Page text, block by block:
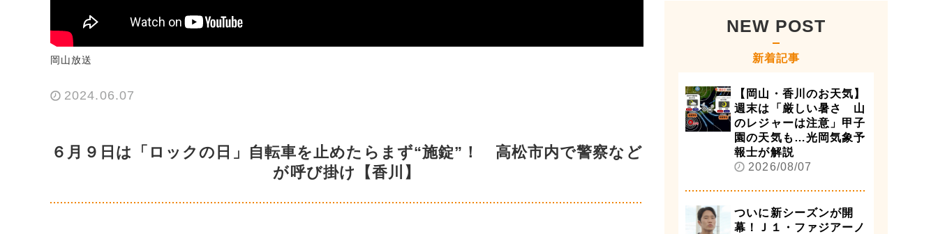
岡山放送
2024.06.07
６月９日は「ロックの日」自転車を止めたらまず“施錠”！ 高松市内で警察など
が呼び掛け【香川】
NEW POST
新着記事
【岡山・香川のお天気】
週末は「厳しい暑さ 山
のレジャーは注意」甲子
園の天気も…光岡気象予
報士が解説
2026/08/07
ついに新シーズンが開
幕！Ｊ１・ファジアーノ